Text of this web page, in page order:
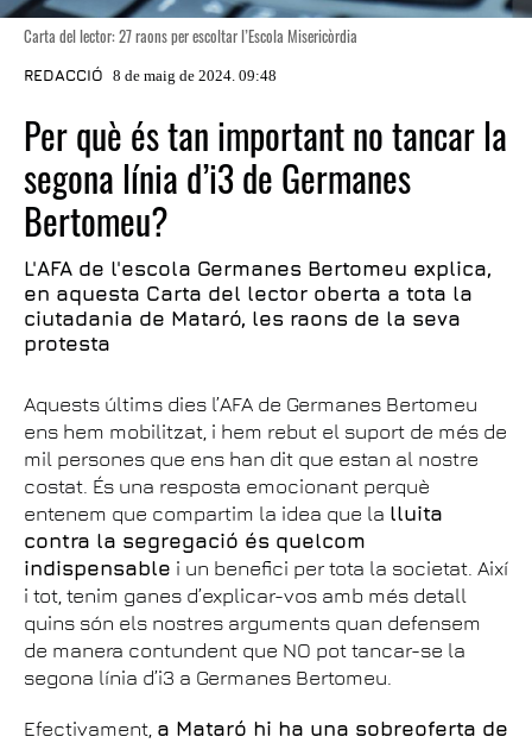
Carta del lector: 27 raons per escoltar l’Escola Misericòrdia
REDACCIÓ 8 de maig de 2024. 09:48
Per què és tan important no tancar la
segona línia d’i3 de Germanes
Bertomeu?
L'AFA de l'escola Germanes Bertomeu explica,
en aquesta Carta del lector oberta a tota la
ciutadania de Mataró, les raons de la seva
protesta
Aquests últims dies l’AFA de Germanes Bertomeu
ens hem mobilitzat, i hem rebut el suport de més de
mil persones que ens han dit que estan al nostre
costat. És una resposta emocionant perquè
entenem que compartim la idea que la lluita
contra la segregació és quelcom
indispensable i un benefici per tota la societat. Així
i tot, tenim ganes d’explicar-vos amb més detall
quins són els nostres arguments quan defensem
de manera contundent que NO pot tancar-se la
segona línia d’i3 a Germanes Bertomeu.
Efectivament, a Mataró hi ha una sobreoferta de